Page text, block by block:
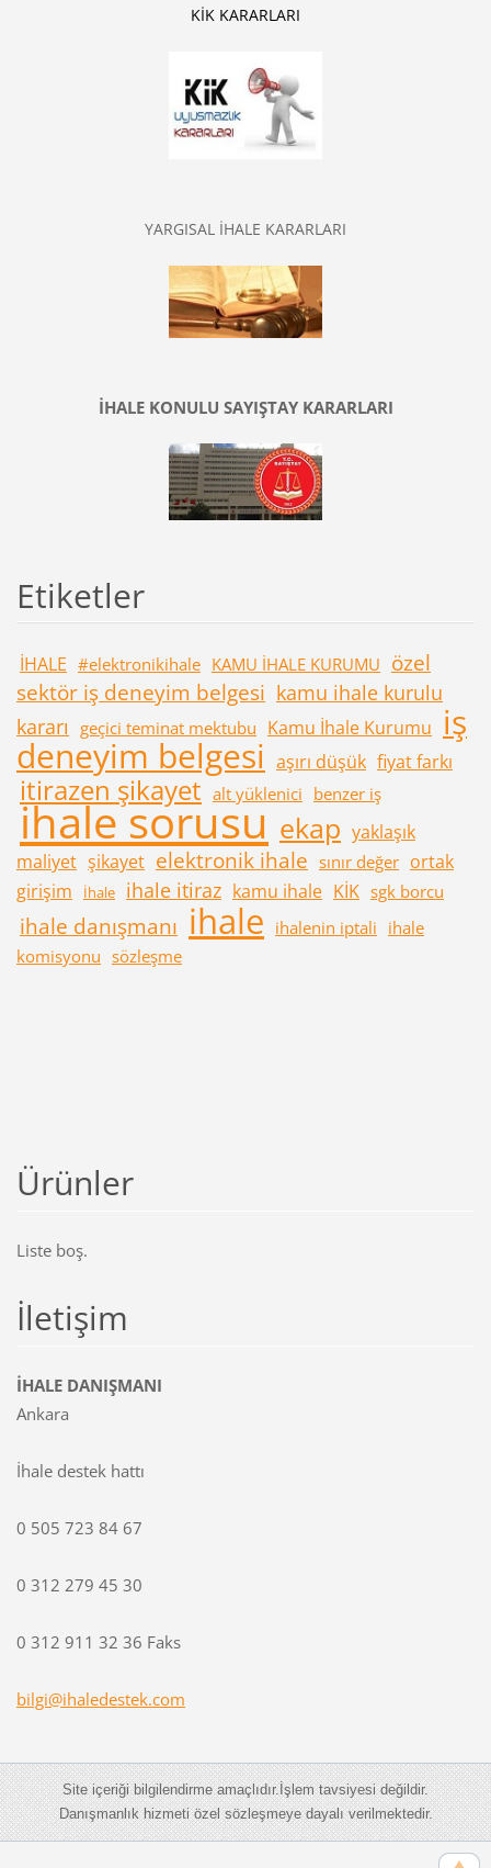
KİK KARARLARI
YARGISAL İHALE KARARLARI
İHALE KONULU SAYIŞTAY KARARLARI
Etiketler
İHALE #elektronikihale KAMU İHALE KURUMU özel
sektör iş deneyim belgesi kamu ihale kurulu
kararı geçici teminat mektubu Kamu İhale Kurumu iş
deneyim belgesi aşırı düşük fiyat farkı
itirazen şikayet alt yüklenici benzer iş
ihale sorusu ekap yaklaşık
maliyet şikayet elektronik ihale sınır değer ortak
girişim
İhale ihale itiraz kamu ihale KİK sgk borcu
ihale danışmanı ihale ihalenin iptali ihale
komisyonu sözleşme
Ürünler
Liste boş.
İletişim
İHALE DANIŞMANI
Ankara
İhale destek hattı
0 505 723 84 67
0 312 279 45 30
0 312 911 32 36 Faks
bilgi@ihaledestek.com
Site içeriği bilgilendirme amaçlıdır.İşlem tavsiyesi değildir.
Danışmanlık hizmeti özel sözleşmeye dayalı verilmektedir.